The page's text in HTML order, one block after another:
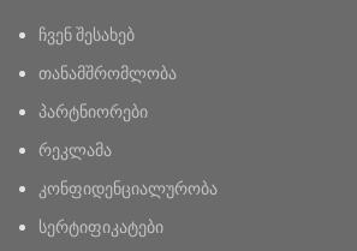
ჩვენ შესახებ
თანამშრომლობა
პარტნიორები
რეკლამა
კონფიდენციალურობა
სერტიფიკატები